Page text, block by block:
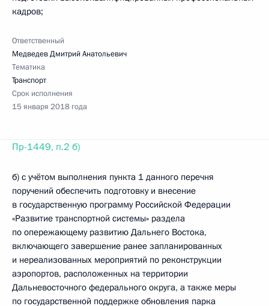
кадров;
Ответственный
Медведев Дмитрий Анатольевич
Тематика
Транспорт
Срок исполнения
15 января 2018 года
Пр-1449, п.2 б)
б) с учётом выполнения пункта 1 данного перечня
поручений обеспечить подготовку и внесение
в государственную программу Российской Федерации
«Развитие транспортной системы» раздела
по опережающему развитию Дальнего Востока,
включающего завершение ранее запланированных
и нереализованных мероприятий по реконструкции
аэропортов, расположенных на территории
Дальневосточного федерального округа, а также меры
по государственной поддержке обновления парка